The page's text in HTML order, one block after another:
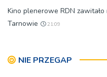
Kino plenerowe RDN
Tarnowie
21:09
NIE PRZEGAP